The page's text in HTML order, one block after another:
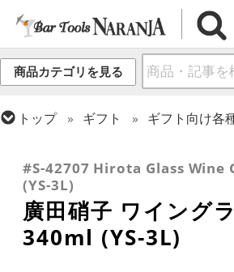
商品カテゴリを見る
トップ ギフト
ギフト向け各
その他ブランド
#S-42707 Hirota Glass Wine
(YS-3L)
廣田硝子 ワイング
340ml (YS-3L)